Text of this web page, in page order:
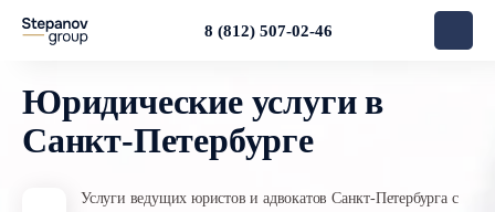
8 (812) 507-02-46
Юридические услугив
Санкт-Петербурге
Услуги ведущих юристов и адвокатов Санкт-Петербурга с